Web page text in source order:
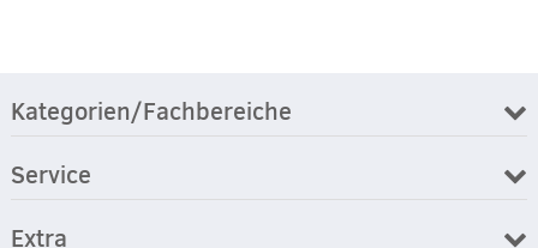
Kategorien/Fachbereiche
Service
Extra